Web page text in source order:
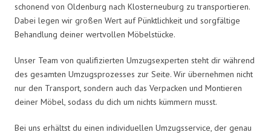
schonend von Oldenburg nach Klosterneuburg zu transportieren.
Dabei legen wir großen Wert auf Pünktlichkeit und sorgfältige
Behandlung deiner wertvollen Möbelstücke.
Unser Team von qualifizierten Umzugsexperten steht dir während
des gesamten Umzugsprozesses zur Seite. Wir übernehmen nicht
nur den Transport, sondern auch das Verpacken und Montieren
deiner Möbel, sodass du dich um nichts kümmern musst.
Bei uns erhältst du einen individuellen Umzugsservice, der genau